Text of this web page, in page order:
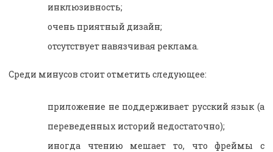
инклюзивность;
очень приятный дизайн;
отсутствует навязчивая реклама.
Среди минусов стоит отметить следующее:
приложение не поддерживает русский язык (а
переведенных историй недостаточно);
иногда чтению мешает то, что фреймы с